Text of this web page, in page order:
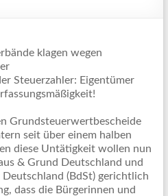
klagen wegen
Steuerzahler: Eigentümer
Grundsteuerwertbescheide
seit über einem halben
diese Untätigkeit wollen nun
& Grund Deutschland und
(BdSt) gerichtlich
dass die Bürgerinnen und